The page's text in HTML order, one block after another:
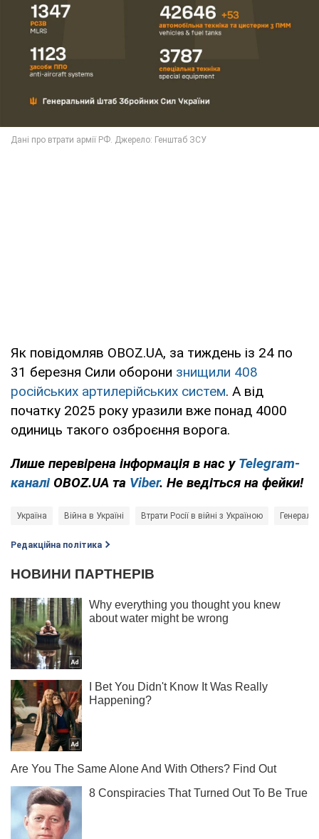
Як повідомляв OBOZ.UA, за тиждень із 24 по
31 березня Сили оборони знищили 408
російських артилерійських систем. А від
початку 2025 року уразили вже понад 4000
одиниць такого озброєння ворога.
Лише перевірена інформація в нас у Telegram-
каналі OBOZ.UA та Viber. Не ведіться на фейки!
Україна Війна в Україні Втрати Росії в війні з Україною
Редакційна політика